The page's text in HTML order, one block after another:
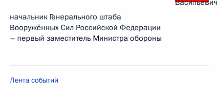
начальник Генерального штаба
Вооружённых Сил Российской Федерации
– первый заместитель Министра обороны
Лента событий